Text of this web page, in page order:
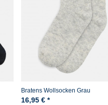
Bratens Wollsocken Grau
16,95 € *